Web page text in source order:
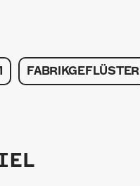
FABRIKGEFLÜSTER